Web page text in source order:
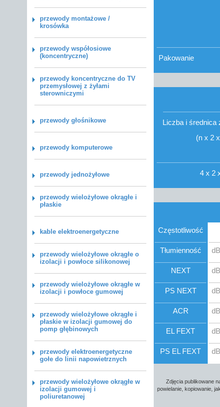
przewody montażowe /
krosówka
przewody współosiowe
(koncentryczne)
przewody koncentryczne do TV
przemysłowej z żyłami
sterowniczymi
przewody głośnikowe
przewody komputerowe
przewody jednożyłowe
przewody wielożyłowe okrągłe i
płaskie
kable elektroenergetyczne
przewody wielożyłowe okrągłe o
izolacji i powłoce silikonowej
przewody wielożyłowe okrągłe w
izolacji i powłoce gumowej
przewody wielożyłowe okrągłe i
płaskie w izolacji gumowej do
pomp głębinowych
przewody elektroenergetyczne
gołe do linii napowietrznych
przewody wielożyłowe okrągłe w
izolacji gumowej i
poliuretanowej
Pakowanie
Liczba i średnica
(n x 2
4 x 2
Częstotliwość
Tłumienność
NEXT
PS NEXT
ACR
EL FEXT
PS EL FEXT
Zdjęcia publikowane
powielanie, kopiowanie,